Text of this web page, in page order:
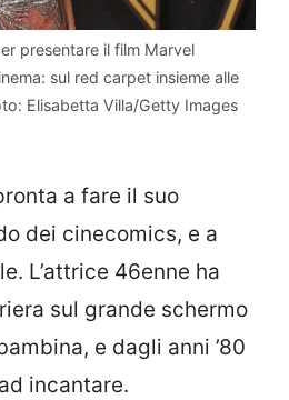
presentare il film Marvel
sul red carpet insieme alle
Elisabetta Villa/Getty Images
a fare il suo
dei cinecomics, e a
L’attrice 46enne ha
sul grande schermo
e dagli anni ’80
incantare.